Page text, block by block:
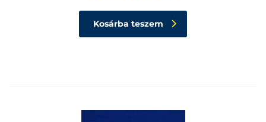
Kosárba teszem